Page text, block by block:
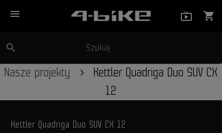
menu shopping_cart
search Szukaj
Nasze projekty
Kettler Quadriga Duo SUV CX
12
Kettler Quadriga Duo SUV CX 12